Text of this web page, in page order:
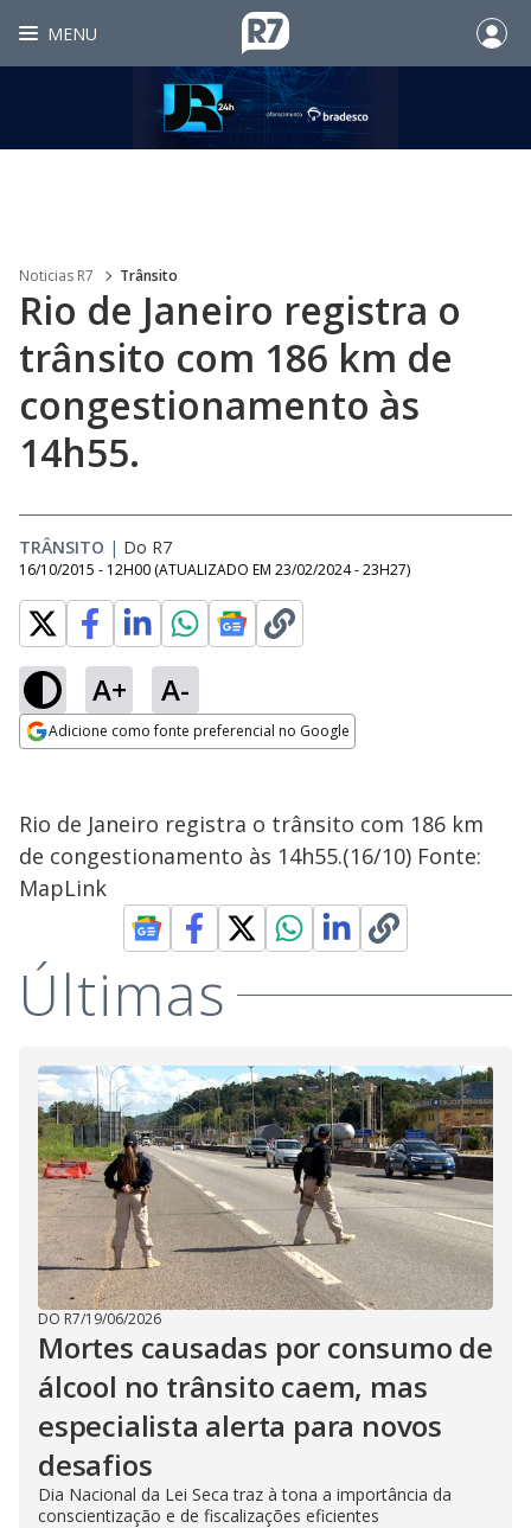
MENU
Noticias R7 Trânsito
Rio de Janeiro registra o
trânsito com 186 km de
congestionamento às
14h55.
TRÂNSITO | Do R7
16/10/2015 - 12H00 (ATUALIZADO EM 23/02/2024 - 23H27)
A+ A-
Adicione como fonte preferencial no Google
Rio de Janeiro registra o trânsito com 186 km
de congestionamento às 14h55.(16/10) Fonte:
MapLink
Últimas
DO R7/19/06/2026
Mortes causadas por consumo de
álcool no trânsito caem, mas
especialista alerta para novos
desafios
Dia Nacional da Lei Seca traz à tona a importância da
conscientização e de fiscalizações eficientes